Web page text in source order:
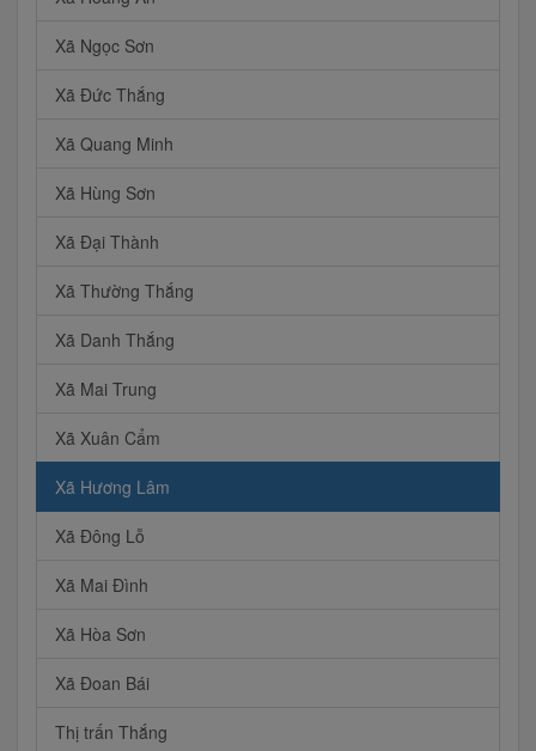
Xã Ngọc Sơn
Xã Đức Thắng
Xã Quang Minh
Xã Hùng Sơn
Xã Đại Thành
Xã Thường Thắng
Xã Danh Thắng
Xã Mai Trung
Xã Xuân Cẩm
Xã Hương Lâm
Xã Đông Lỗ
Xã Mai Đình
Xã Hòa Sơn
Xã Đoan Bái
Thị trấn Thắng